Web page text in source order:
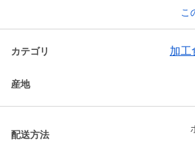
こ
カテゴリ 加工
産地
配送方法